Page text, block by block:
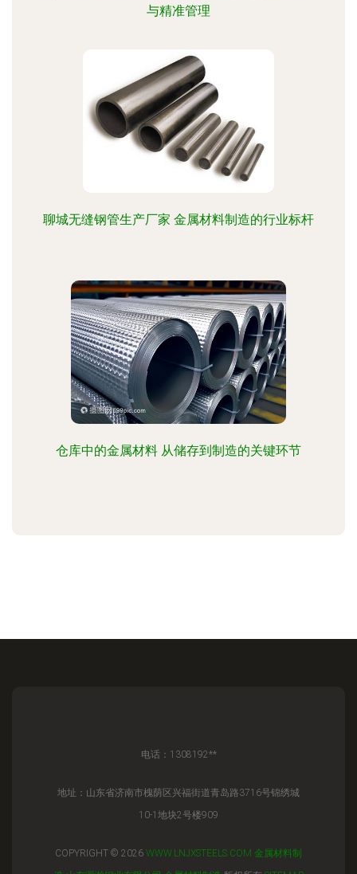
与精准管理
聊城无缝钢管生产厂家 金属材料制造的行业标杆
仓库中的金属材料 从储存到制造的关键环节
电话：1308192**
地址：山东省济南市槐荫区兴福街道青岛路3716号锦绣城
10-1地块2号楼909
COPYRIGHT © 2026 WWW.LNJXSTEELS.COM 金属材料制